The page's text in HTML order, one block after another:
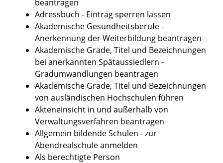
beantragen
Adressbuch - Eintrag sperren lassen
Akademische Gesundheitsberufe -
Anerkennung der Weiterbildung beantragen
Akademische Grade, Titel und Bezeichnungen
bei anerkannten Spätaussiedlern -
Gradumwandlungen beantragen
Akademische Grade, Titel und Bezeichnungen
von ausländischen Hochschulen führen
Akteneinsicht in und außerhalb von
Verwaltungsverfahren beantragen
Allgemein bildende Schulen - zur
Abendrealschule anmelden
Als berechtigte Person